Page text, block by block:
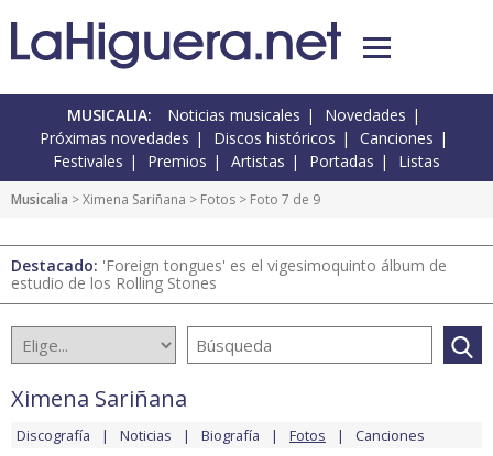
MUSICALIA: Noticias musicales
Novedades
Próximas novedades
Discos históricos
Canciones
Festivales
Premios Artistas Portadas Listas
Musicalia >Ximena Sariñana > Fotos > Foto 7 de 9
Destacado: 'Foreign tongues' es el vigesimoquinto álbum de
estudio de los Rolling Stones
Ximena Sariñana
Discografía Noticias Biografía Fotos Canciones